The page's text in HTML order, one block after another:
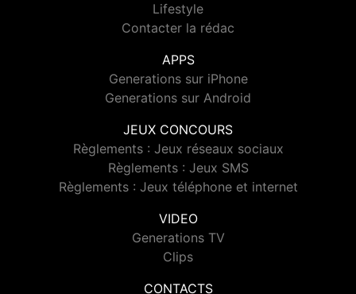
Lifestyle
Contacter la rédac
APPS
Generations sur iPhone
Generations sur Android
JEUX CONCOURS
Règlements : Jeux réseaux sociaux
Règlements : Jeux SMS
Règlements : Jeux téléphone et internet
VIDEO
Generations TV
Clips
CONTACTS